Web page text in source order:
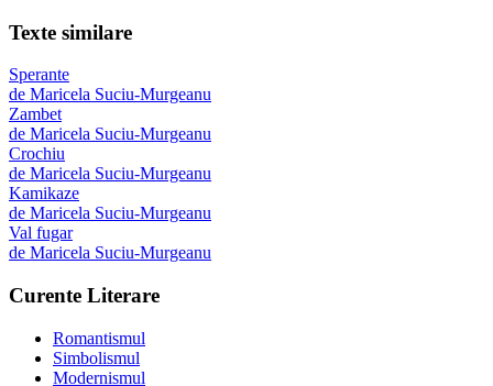
Texte similare
Sperante
de Maricela Suciu-Murgeanu
Zambet
de Maricela Suciu-Murgeanu
Crochiu
de Maricela Suciu-Murgeanu
Kamikaze
de Maricela Suciu-Murgeanu
Val fugar
de Maricela Suciu-Murgeanu
Curente Literare
Romantismul
Simbolismul
Modernismul